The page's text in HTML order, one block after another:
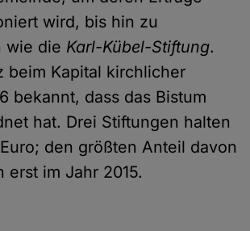
wird, bis hin zu
wie die Karl-Kübel-Stiftung.
beim Kapital kirchlicher
bekannt, dass das Bistum
hat. Drei Stiftungen halten
den größten Anteil davon
im Jahr 2015.